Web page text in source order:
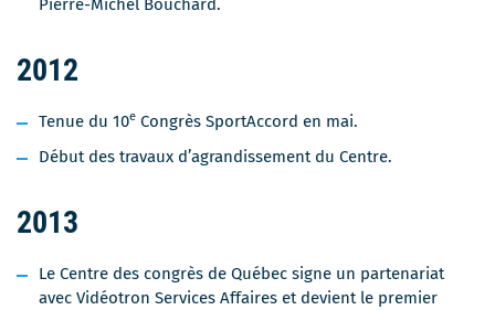
Pierre-Michel Bouchard.
2012
Tenue du 10e Congrès SportAccord en mai.
Début des travaux d’agrandissement du Centre.
2013
Le Centre des congrès de Québec signe un partenariat
avec Vidéotron Services Affaires et devient le premier